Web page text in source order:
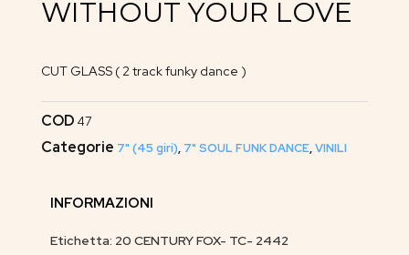
WITHOUT YOUR LOVE
CUT GLASS ( 2 track funky dance )
COD 47
Categorie 7" (45 giri), 7" SOUL FUNK DANCE,VINILI
INFORMAZIONI
Etichetta: 20 CENTURY FOX- TC- 2442